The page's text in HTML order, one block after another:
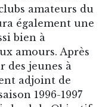
les phases
efforts et de la
aller de
un résultat,
résolument
solide et
un entraîneur